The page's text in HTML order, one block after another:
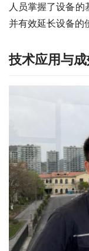
人员掌握了设备的
并有效延长设备的
技术应用与